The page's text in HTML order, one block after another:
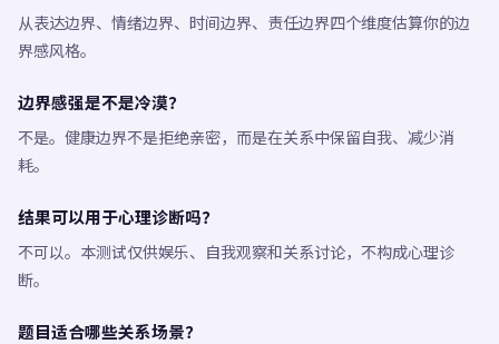
从表达边界、情绪边界、时间边界、责任边界四个维度估算你的边
界感风格。
边界感强是不是冷漠？
不是。健康边界不是拒绝亲密，而是在关系中保留自我、减少消
耗。
结果可以用于心理诊断吗？
不可以。本测试仅供娱乐、自我观察和关系讨论，不构成心理诊
断。
题目适合哪些关系场景？